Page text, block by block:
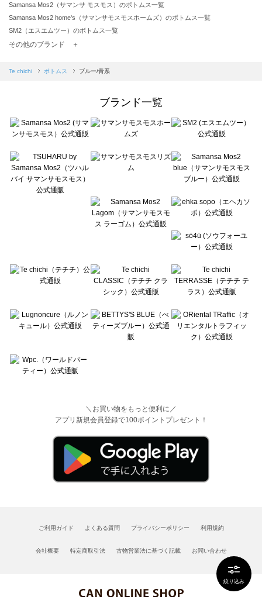
絞り込み
Samansa Mos2（サマンサ モスモス）のボトムス一覧
Samansa Mos2 home's（サマンサモスモスホームズ）のボトムス一覧
SM2（エスエムツー）のボトムス一覧
TSUHARU by Samansa Mos2（ツハルバイサマンサモスモス）のボトムス一覧
Samansa Mos2 blue（サマンサモスモス ブルー）のボトムス一覧
sō4ū（ソウフォーユー）のボトムス一覧
Te chichi（テチチ）のボトムス一覧
Te chichi CLASSIC（テチチ クラシック）のボトムス一覧
Lugnoncure（ルノンキュール）のボトムス一覧
BETTY'S BLUE（べティーズブルー）のボトムス一覧
Wpc.（ワールドパーティー）のボトムス一覧
その他のブランド ＋
Te chichi ボトムス ブルー/青系
ブランド一覧
＼お買い物をもっと便利に／
アプリ新規会員登録で100ポイントプレゼント！
ご利用ガイド よくある質問 プライバシーポリシー 利用規約
会社概要 特定商取引法 古物営業法に基づく記載 お問い合わせ